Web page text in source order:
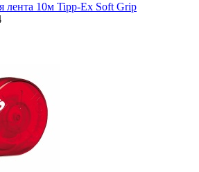
лента 10м Tipp-Ex Soft Grip